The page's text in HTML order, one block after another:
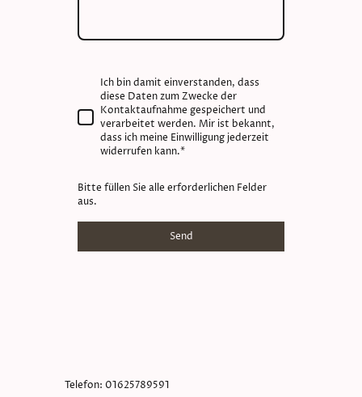
Ich bin damit einverstanden, dass
diese Daten zum Zwecke der
Kontaktaufnahme gespeichert und
verarbeitet werden. Mir ist bekannt,
dass ich meine Einwilligung jederzeit
widerrufen kann.*
Bitte füllen Sie alle erforderlichen Felder
aus.
Send
Telefon: 01625789591